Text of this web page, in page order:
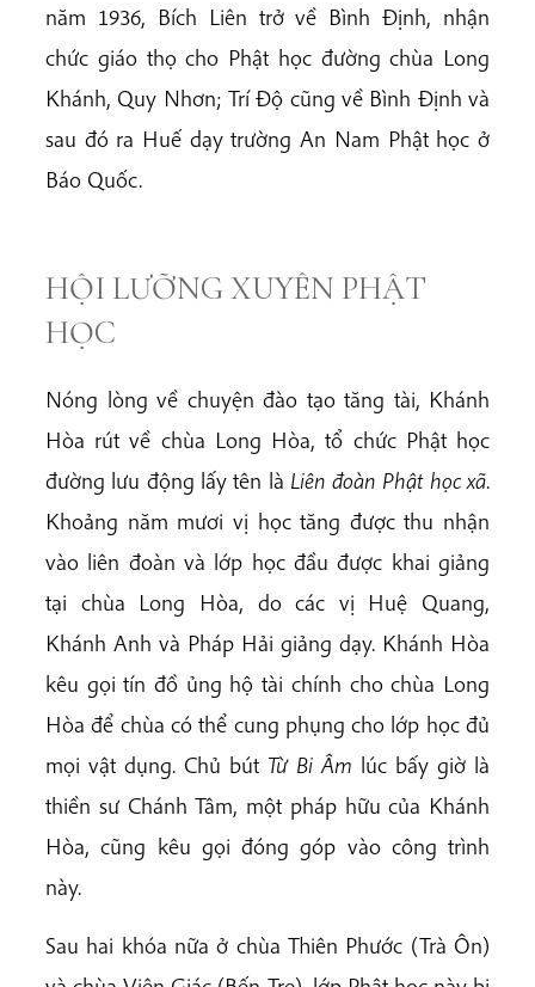
năm 1936, Bích Liên trở về Bình Định, nhận
chức giáo thọ cho Phật học đường chùa Long
Khánh, Quy Nhơn; Trí Độ cũng về Bình Định và
sau đó ra Huế dạy trường An Nam Phật học ở
Báo Quốc.
HỘI LƯỠNG XUYÊN PHẬT
HỌC
Nóng lòng về chuyện đào tạo tăng tài, Khánh
Hòa rút về chùa Long Hòa, tổ chức Phật học
đường lưu động lấy tên là Liên đoàn Phật học xã.
Khoảng năm mươi vị học tăng được thu nhận
vào liên đoàn và lớp học đầu được khai giảng
tại chùa Long Hòa, do các vị Huệ Quang,
Khánh Anh và Pháp Hải giảng dạy. Khánh Hòa
kêu gọi tín đồ ủng hộ tài chính cho chùa Long
Hòa để chùa có thể cung phụng cho lớp học đủ
mọi vật dụng. Chủ bút Từ Bi Âm lúc bấy giờ là
thiền sư Chánh Tâm, một pháp hữu của Khánh
Hòa, cũng kêu gọi đóng góp vào công trình
này.
Sau hai khóa nữa ở chùa Thiên Phước (Trà Ôn)